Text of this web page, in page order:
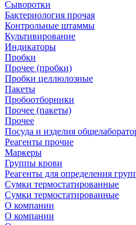
Сыворотки
Бактериология прочая
Контрольные штаммы
Культивирование
Индикаторы
Пробки
Прочее (пробки)
Пробки целлюлозные
Пакеты
Пробоотборники
Прочее (пакеты)
Прочее
Посуда и изделия
Реагенты прочие
Маркеры
Группы крови
Реагенты для определения
Сумки термостатированные
Сумки термостатированные
О компании
О компании